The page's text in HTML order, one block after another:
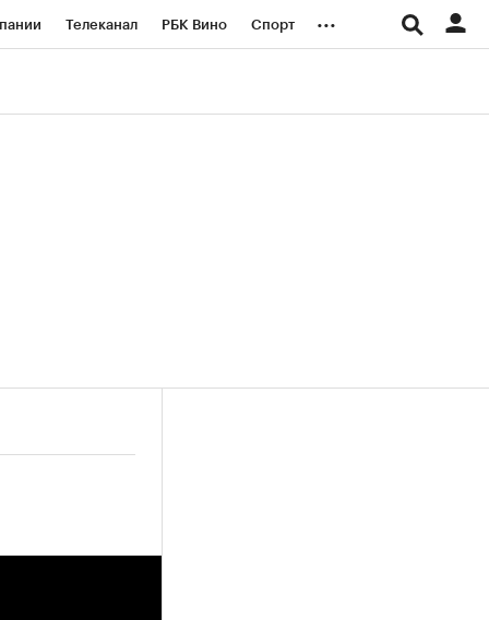
Телеканал РБК Вино Спорт ...